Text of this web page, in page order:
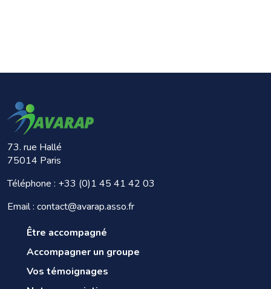
73. rue Hallé
75014 Paris
Téléphone : +33 (0)1 45 41 42 03
Email : contact@avarap.asso.fr
Être accompagné
Accompagner un groupe
Vos témoignages